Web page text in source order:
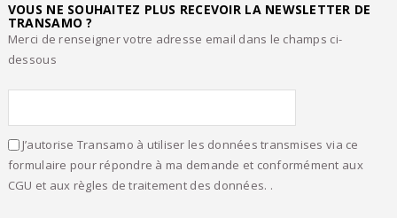
VOUS NE SOUHAITEZ PLUS RECEVOIR LA NEWSLETTER DE
TRANSAMO ?
Merci de renseigner votre adresse email dans le champs ci-
dessous
J’autorise Transamo à utiliser les données transmises via ce
formulaire pour répondre à ma demande et conformément aux
CGU et aux règles de traitement des données. .